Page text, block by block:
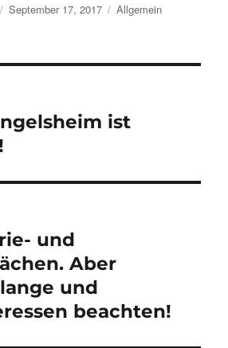
Veröffentlicht
September 17, 2017 Kategorien
Allgemein
ist
und
Aber
und
beachten!